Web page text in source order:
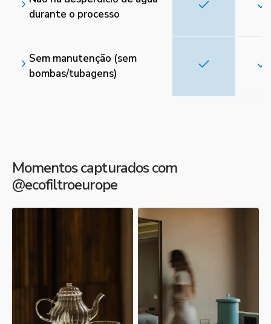
durante o processo
Sem manutenção (sem
bombas/tubagens)
Momentos capturados com
@ecofiltroeurope